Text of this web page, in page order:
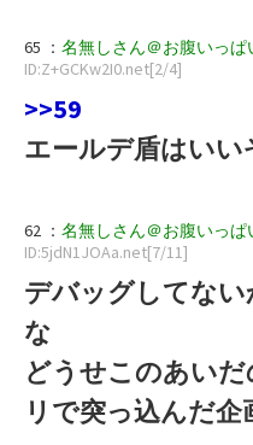
65 ： 名無しさん＠お腹いっぱ
ID:Z+GCKw2I0.net[2/4]
>>59
エールデ盾はいい
62 ： 名無しさん＠お腹いっぱ
ID:5jdN1JOAa.net[7/11]
デバッグしてな
な
どうせこのあい
リで突っ込んだ